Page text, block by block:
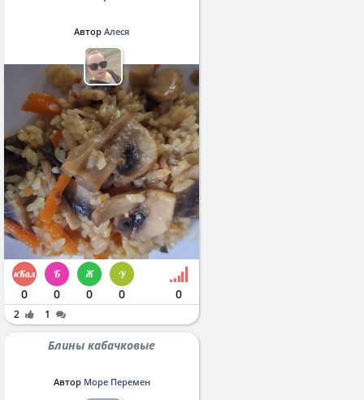
Автор Алеся
0 0 0 0 0
2 1
Блины кабачковые
Автор Море Перемен